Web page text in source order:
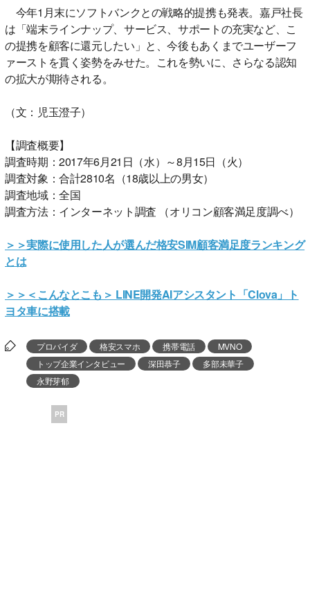
今年1月末にソフトバンクとの戦略的提携も発表。嘉戸社長
は「端末ラインナップ、サービス、サポートの充実など、こ
の提携を顧客に還元したい」と、今後もあくまでユーザーフ
ァーストを貫く姿勢をみせた。これを勢いに、さらなる認知
の拡大が期待される。
（文：児玉澄子）
【調査概要】
調査時期：2017年6月21日（水）～8月15日（火）
調査対象：合計2810名（18歳以上の男女）
調査地域：全国
調査方法：インターネット調査 （オリコン顧客満足度調べ）
＞＞実際に使用した人が選んだ格安SIM顧客満足度ランキング
とは
＞＞＜こんなとこも＞ LINE開発AIアシスタント「Clova」ト
ヨタ車に搭載
プロバイダ 格安スマホ 携帯電話
MVNO
トップ企業インタビュー
深田恭子
多部未華子
永野芽郁
PR